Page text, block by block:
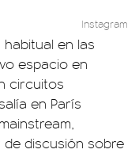
Instagram
en las
espacio en
circuitos
en París
discusión sobre